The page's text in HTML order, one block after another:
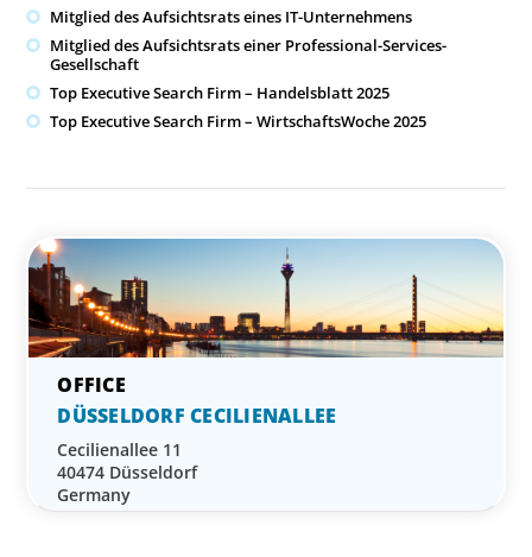
Mitglied des Aufsichtsrats eines IT-Unternehmens
Mitglied des Aufsichtsrats einer Professional-Services-
Gesellschaft
Top Executive Search Firm – Handelsblatt 2025
Top Executive Search Firm – WirtschaftsWoche 2025
DÜSSELDORF CECILIENALLEE
Cecilienallee 11
40474 Düsseldorf
Germany